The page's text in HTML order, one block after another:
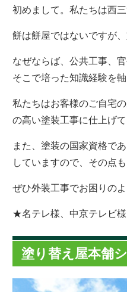
初めまして。私たちは西
餅は餅屋ではないですが
なぜならば、公共工事、
そこで培った知識経験を
私たちはお客様のご自宅
の高い塗装工事に仕上げ
また、塗装の国家資格で
していますので、その点
ぜひ外装工事でお困りの
★名テレ様、中京テレビ様
塗り替え屋本舗